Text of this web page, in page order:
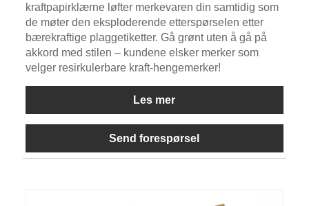
kraftpapirklærne løfter merkevaren din samtidig som
de møter den eksploderende etterspørselen etter
bærekraftige plaggetiketter. Gå grønt uten å gå på
akkord med stilen – kundene elsker merker som
velger resirkulerbare kraft-hengemerker!
Les mer
Send forespørsel